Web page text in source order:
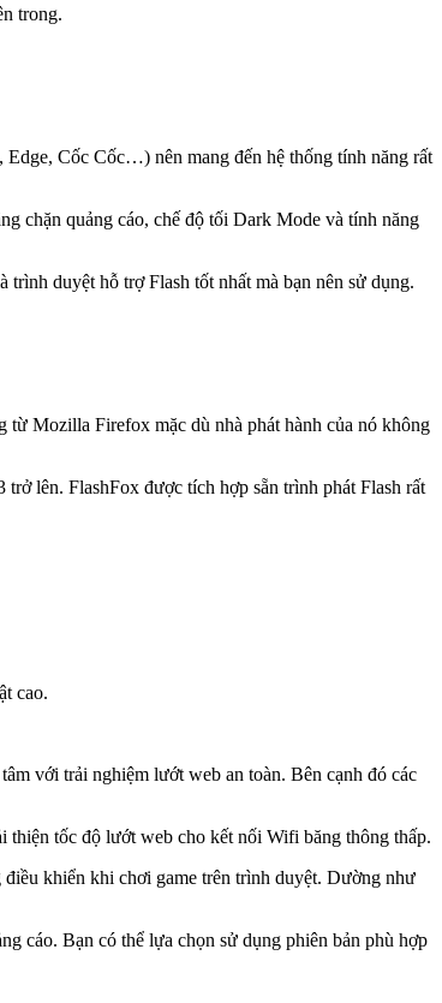
trong.
Cốc Cốc…) nên mang đến hệ thống tính năng rất
chặn quảng cáo, chế độ tối Dark Mode và tính năng
duyệt hỗ trợ Flash tốt nhất mà bạn nên sử dụng.
từ Mozilla Firefox mặc dù nhà phát hành của nó không
lên. FlashFox được tích hợp sẵn trình phát Flash rất
cao.
với trải nghiệm lướt web an toàn. Bên cạnh đó các
tốc độ lướt web cho kết nối Wifi băng thông thấp.
khiển khi chơi game trên trình duyệt. Dường như
cáo. Bạn có thể lựa chọn sử dụng phiên bản phù hợp